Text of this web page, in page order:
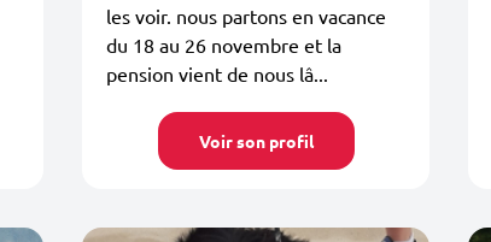
les voir. nous partons en vacance
du 18 au 26 novembre et la
pension vient de nous lâ...
Voir son profil